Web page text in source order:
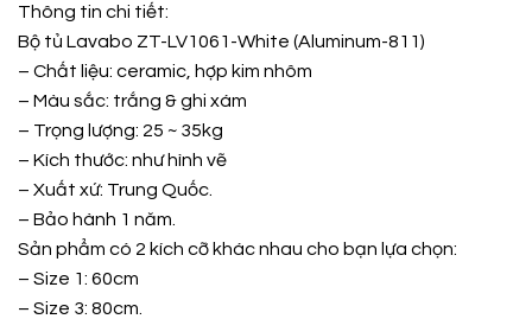
Thông tin chi tiết:
Bộ tủ Lavabo ZT-LV1061-White (Aluminum-811)
– Chất liệu: ceramic, hợp kim nhôm
– Màu sắc: trắng & ghi xám
– Trọng lượng: 25 ~ 35kg
– Kích thước: như hình vẽ
– Xuất xứ: Trung Quốc.
– Bảo hành 1 năm.
Sản phẩm có 2 kích cỡ khác nhau cho bạn lựa chọn:
– Size 1: 60cm
– Size 3: 80cm.